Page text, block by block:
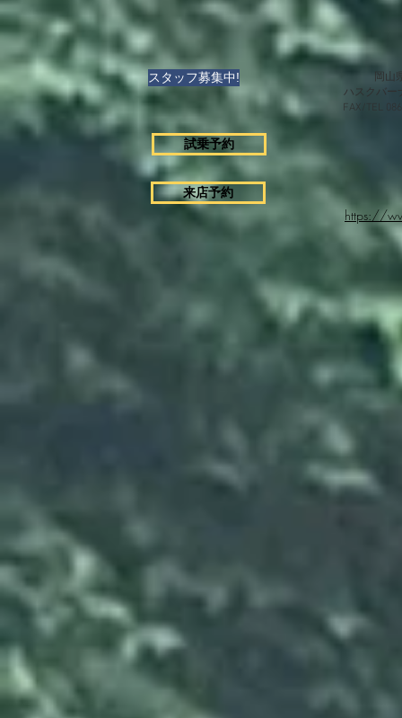
スタッフ募集中!
試乗予約
来店予約
岡山
ハスクバー
FAX/TEL
https://